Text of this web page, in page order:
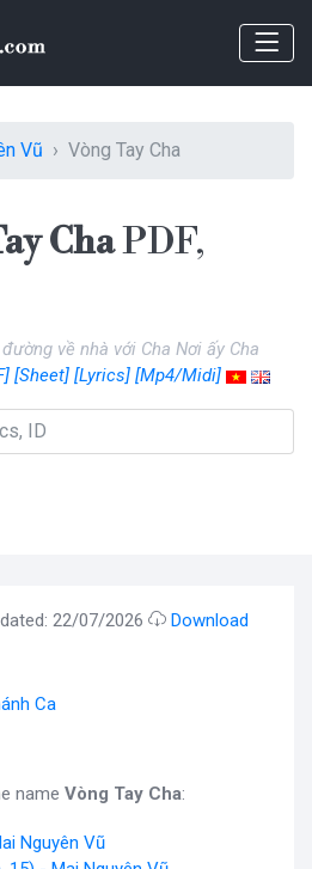
Vũ Vòng Tay Cha
ChaPDF,
về nhà với Cha Nơi ấy Cha
[Sheet] [Lyrics] [Mp4/Midi]
22/07/2026
Download
Ca
name Vòng Tay Cha:
Nguyên Vũ